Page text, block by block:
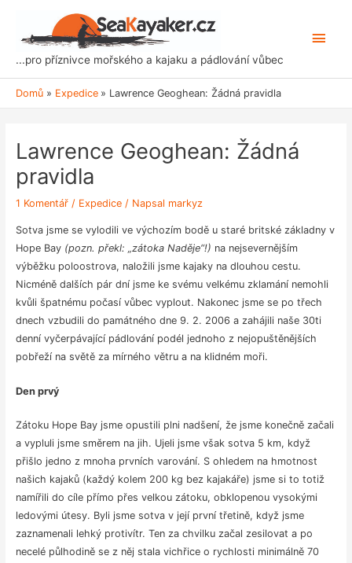
obsah
...pro příznivce mořského a kajaku a pádlování vůbec
Domů Expedice Lawrence Geoghean: Žádná pravidla
Lawrence Geoghean: Žádná
pravidla
1 Komentář / Expedice/ Napsal markyz
Sotva jsme se vylodili ve výchozím bodě u staré britské základny v
Hope Bay (pozn. překl: „zátoka Naděje“!) na nejsevernějším
výběžku poloostrova, naložili jsme kajaky na dlouhou cestu.
Nicméně dalších pár dní jsme ke svému velkému zklamání nemohli
kvůli špatnému počasí vůbec vyplout. Nakonec jsme se po třech
dnech vzbudili do památného dne 9. 2. 2006 a zahájili naše 30ti
denní vyčerpávající pádlování podél jednoho z nejopuštěnějších
pobřeží na světě za mírného větru a na klidném moři.
Den prvý
Zátoku Hope Bay jsme opustili plni nadšení, že jsme konečně začali
a vypluli jsme směrem na jih. Ujeli jsme však sotva 5 km, když
přišlo jedno z mnoha prvních varování. S ohledem na hmotnost
našich kajaků (každý kolem 200 kg bez kajakáře) jsme si to totiž
namířili do cíle přímo přes velkou zátoku, obklopenou vysokými
ledovými útesy. Byli jsme sotva v její první třetině, když jsme
zaznamenali lehký protivítr. Ten za chvilku začal zesilovat a po
necelé půlhodině se z něj stala vichřice o rychlosti minimálně 70